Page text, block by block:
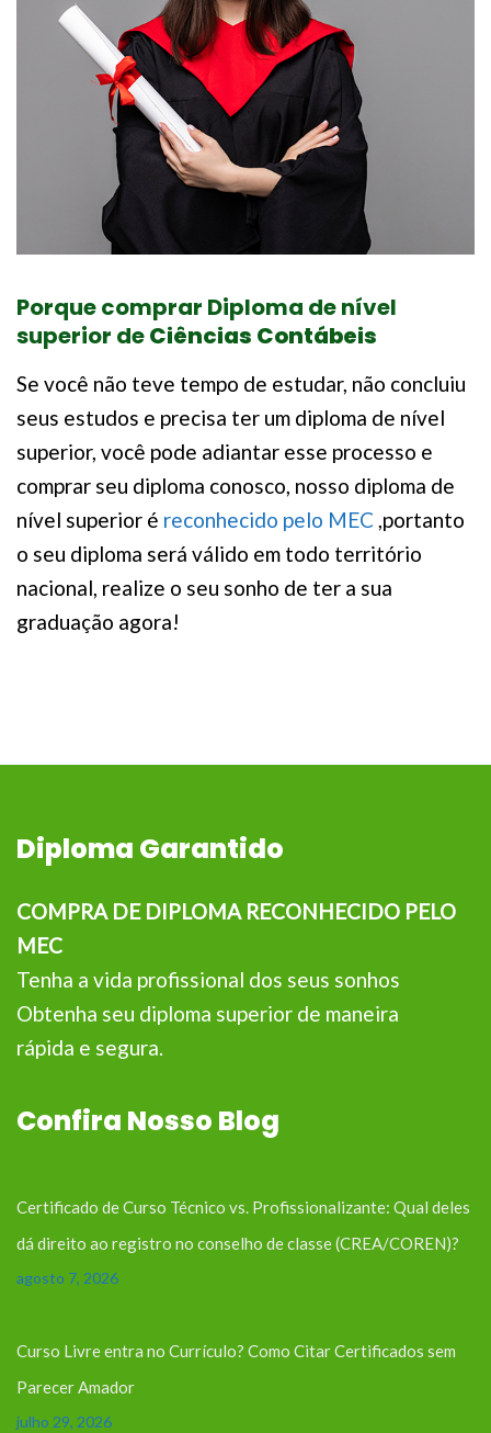
Porque comprar Diploma de nível
superior deCiências Contábeis
Se você não teve tempo de estudar, não concluiu
seus estudos e precisa ter um diploma de nível
superior, você pode adiantar esse processo e
comprar seu diploma conosco, nosso diploma de
nível superior é reconhecido pelo MEC ,portanto
o seu diploma será válido em todo território
nacional, realize o seu sonho de ter a sua
graduação agora!
Diploma Garantido
COMPRA DE DIPLOMA RECONHECIDO PELO
MEC
Tenha a vida profissional dos seus sonhos
Obtenha seu diploma superior de maneira
rápida e segura.
Confira Nosso Blog
Certificado de Curso Técnico vs. Profissionalizante: Qual deles
dá direito ao registro no conselho de classe (CREA/COREN)?
agosto 7, 2026
Curso Livre entra no Currículo? Como Citar Certificados sem
Parecer Amador
julho 29, 2026